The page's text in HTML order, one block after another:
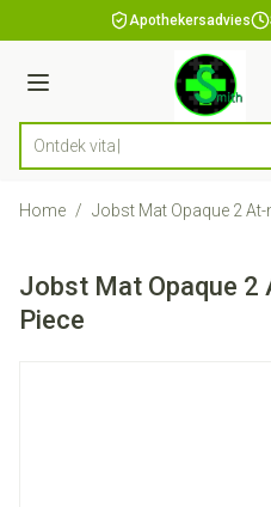
Ga naar de inhoudApothekersadvies
Menu
Product, merk, categorie...
Ontd
Home / Jobst Mat Opaque 2
Jobst Mat Opaque 2
Piece